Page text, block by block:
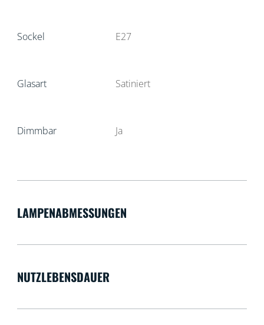
Sockel E27
Glasart Satiniert
Dimmbar Ja
LAMPENABMESSUNGEN
NUTZLEBENSDAUER